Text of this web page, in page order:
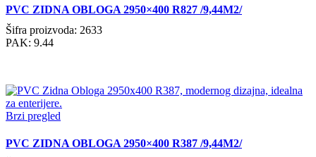
PVC ZIDNA OBLOGA 2950×400 R827 /9,44M2/
Šifra proizvoda: 2633
PAK: 9.44
Brzi pregled
PVC ZIDNA OBLOGA 2950×400 R387 /9,44M2/